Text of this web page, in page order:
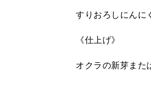
すりおろしにんに
《仕上げ》
オクラの新芽また